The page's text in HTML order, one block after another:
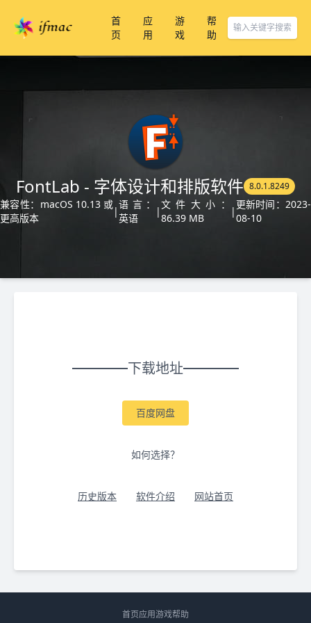
首
页
应
用
游
戏
帮
助
FontLab - 字体设计和排版软件 8.0.1.8249
兼容性：macOS 10.13 或
更高版本
|
语言：
英语
|
文件大小：
86.39 MB
|
更新时间：2023-
08-10
下载地址
百度网盘
如何选择？
历史版本 软件介绍 网站首页
首页应用游戏帮助